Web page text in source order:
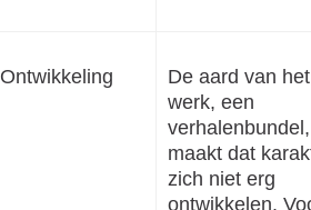
Ontwikkeling
De aard van het
werk, een
verhalenbundel,
maakt dat
zich niet erg
ontwikkelen.